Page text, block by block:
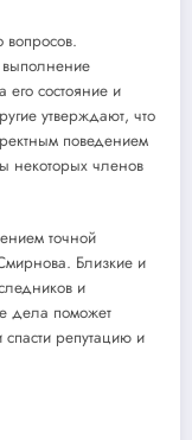
вопросов.
выполнение
состояние и
утверждают, что
поведением
некоторых членов
точной
Близкие и
и
дела поможет
репутацию и